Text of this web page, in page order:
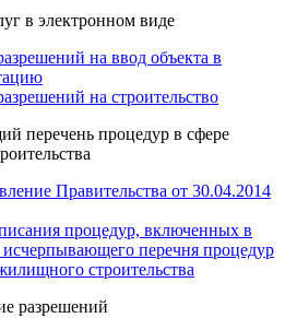
в электронном виде
на ввод объекта в
на строительство
перечень процедур в сфере
Правительства от 30.04.2014
процедур, включенных в
исчерпывающего перечня процедур
строительства
разрешений